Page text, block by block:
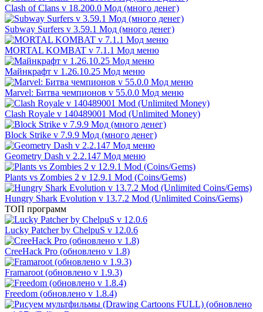
Clash of Clans v 18.200.0 Мод (много денег)
Subway Surfers v 3.59.1 Мод (много денег)
MORTAL KOMBAT v 7.1.1 Мод меню
Майнкрафт v 1.26.10.25 Мод меню
Marvel: Битва чемпионов v 55.0.0 Мод меню
Clash Royale v 140489001 Mod (Unlimited Money)
Block Strike v 7.9.9 Мод (много денег)
Geometry Dash v 2.2.147 Мод меню
Plants vs Zombies 2 v 12.9.1 Mod (Coins/Gems)
Hungry Shark Evolution v 13.7.2 Mod (Unlimited Coins/Gems)
ТОП программ
Lucky Patcher by ChelpuS v 12.0.6
CreeHack Pro (обновлено v 1.8)
Framaroot (обновлено v 1.9.3)
Freedom (обновлено v 1.8.4)